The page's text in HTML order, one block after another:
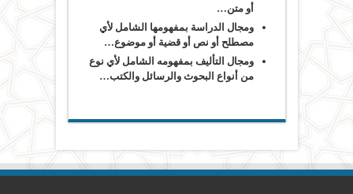
أو متن…
ومجال الدراسة بمفهومها الشامل لأي
مصطلح أو نص أو قضية أو موضوع…
ومجال التأليف بمفهومه الشامل لأي نوع
من أنواع البحوث والرسائل والكتب…